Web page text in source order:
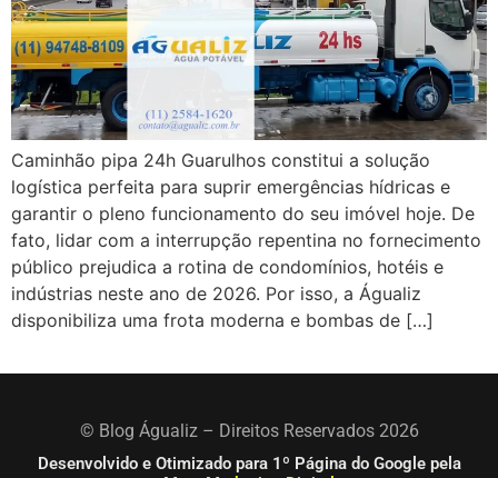
Caminhão pipa 24h Guarulhos constitui a solução
logística perfeita para suprir emergências hídricas e
garantir o pleno funcionamento do seu imóvel hoje. De
fato, lidar com a interrupção repentina no fornecimento
público prejudica a rotina de condomínios, hotéis e
indústrias neste ano de 2026. Por isso, a Águaliz
disponibiliza uma frota moderna e bombas de […]
© Blog Águaliz – Direitos Reservados 2026
Desenvolvido e Otimizado para 1º Página do Google pela